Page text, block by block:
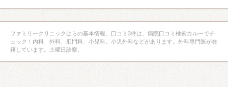
ファミリークリニックはらの基本情報、口コミ3件は、病院口コミ検索カルーでチ
ェック！内科、外科、肛門科、小児科、小児外科などがあります。外科専門医が在
籍しています。土曜日診察。